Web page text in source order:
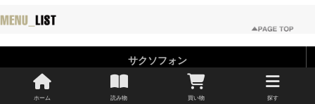
ホーム 読み物 買い物 探す
サクソフォン
メーカー・ブランド
ヤマハ│YAMAHA セルマー│SELMER